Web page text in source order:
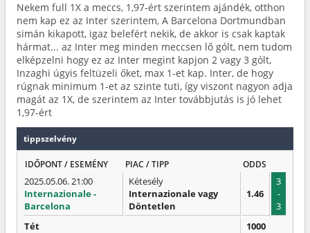
Nekem full 1X a meccs, 1,97-ért szerintem ajándék, otthon
nem kap ez az Inter szerintem, A Barcelona Dortmundban
simán kikapott, igaz belefért nekik, de akkor is csak kaptak
hármat... az Inter meg minden meccsen lő gólt, nem tudom
elképzelni hogy ez az Inter megint kapjon 2 vagy 3 gólt,
Inzaghi úgyis feltüzeli őket, max 1-et kap. Inter, de hogy
rúgnak minimum 1-et az szinte tuti, így viszont nagyon adja
magát az 1X, de szerintem az Inter továbbjutás is jó lehet
1,97-ért
tippszelvény
IDŐPONT / ESEMÉNY PIAC / TIPP ODDS
2025.05.06. 21:00
Internazionale -
Barcelona
Kétesély
Internazionale vagy
Döntetlen
1.46
3
-
3
Tét
1000